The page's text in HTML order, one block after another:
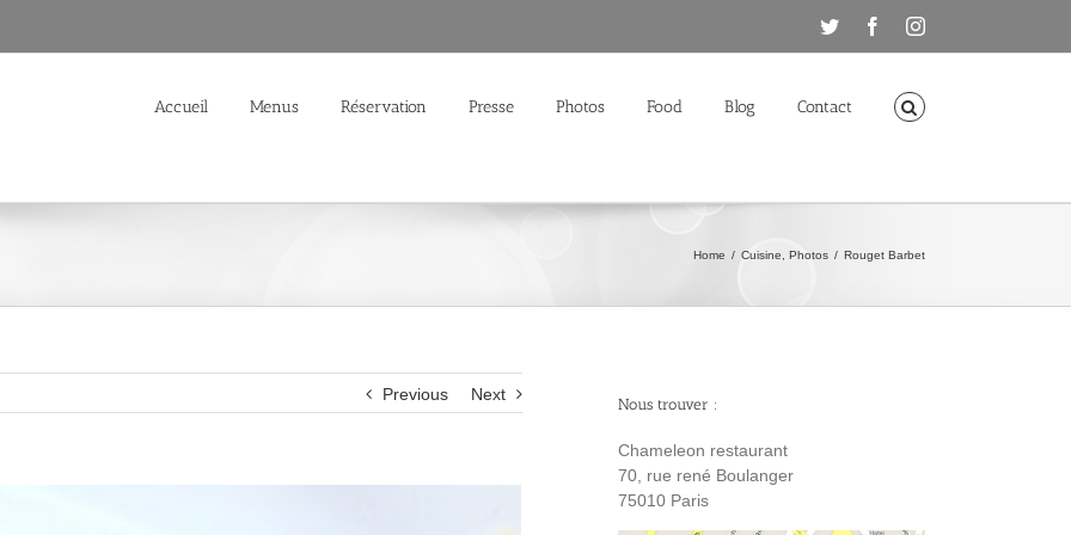
Twitter FacebookInstagram
Accueil Menus Réservation Presse Photos Food Blog Contact
Home / Cuisine Photos / Rouget Barbet
Previous Next
Nous trouver :
Chameleon restaurant
70, rue rené Boulanger
75010 Paris